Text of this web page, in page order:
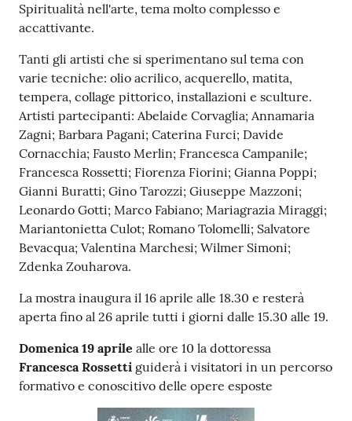
Albo
Tutti
gli
argomenti...
Seguici
su
Spiritualità nell'arte, tema molto complesso e
accattivante.
Tanti gli artisti che si sperimentano sul tema con
varie tecniche: olio acrilico, acquerello, matita,
tempera, collage pittorico, installazioni e sculture.
Artisti partecipanti: Abelaide Corvaglia; Annamaria
Zagni; Barbara Pagani; Caterina Furci; Davide
Cornacchia; Fausto Merlin; Francesca Campanile;
Francesca Rossetti; Fiorenza Fiorini; Gianna Poppi;
Gianni Buratti; Gino Tarozzi; Giuseppe Mazzoni;
Leonardo Gotti; Marco Fabiano; Mariagrazia Miraggi;
Mariantonietta Culot; Romano Tolomelli; Salvatore
Bevacqua; Valentina Marchesi; Wilmer Simoni;
Zdenka Zouharova.
La mostra inaugura il 16 aprile alle 18.30 e resterà
aperta fino al 26 aprile tutti i giorni dalle 15.30 alle 19.
Domenica 19 aprile alle ore 10 la dottoressa
Francesca Rossetti guiderà i visitatori in un percorso
formativo e conoscitivo delle opere esposte